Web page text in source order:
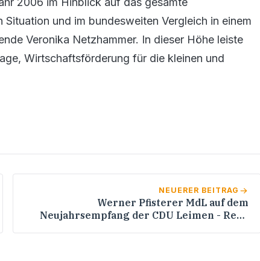
und im bundesweiten Vergleich in einem
Veronika Netzhammer. In dieser Höhe leiste
Wirtschaftsförderung für die kleinen und
NEUERER BEITRAG
Werner Pfisterer MdL auf dem
Neujahrsempfang der CDU Leimen - Rede